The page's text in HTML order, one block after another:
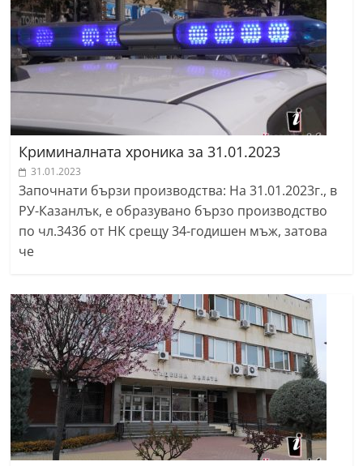
r
y
-
z
a
l
a
k
o
m
Криминалната хроника за 31.01.2023
31.01.2023
Започнати бързи производства: На 31.01.2023г., в
РУ-Казанлък, е образувано бързо производство
по чл.343б от НК срещу 34-годишен мъж, затова
че